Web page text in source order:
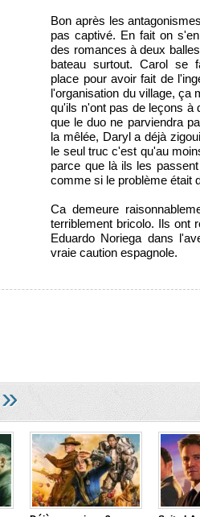
Bon après les
pas captivé. En fait on
des romances à deux
bateau surtout. Carol se
place pour avoir fait de
l'organisation du village, ça
qu'ils n'ont pas de leçons à
que le duo ne parviendra
la mêlée, Daryl a déjà
le seul truc c'est qu'au
parce que là ils les
comme si le problème était
Ca demeure
terriblement bricolo. Ils ont
Eduardo Noriega dans
vraie caution espagnole.
»